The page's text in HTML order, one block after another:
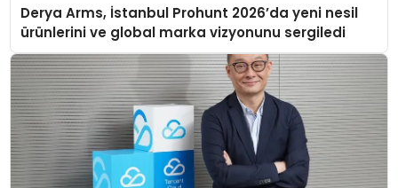
Derya Arms, İstanbul Prohunt 2026’da yeni nesil
ürünlerini ve global marka vizyonunu sergiledi